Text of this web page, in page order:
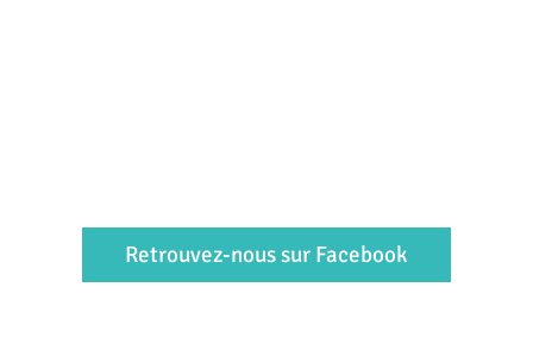
Retrouvez-nous sur Facebook